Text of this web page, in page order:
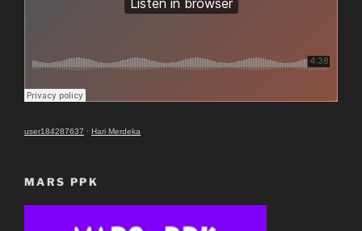
user184287637 · Hari Merdeka
MARS PPK